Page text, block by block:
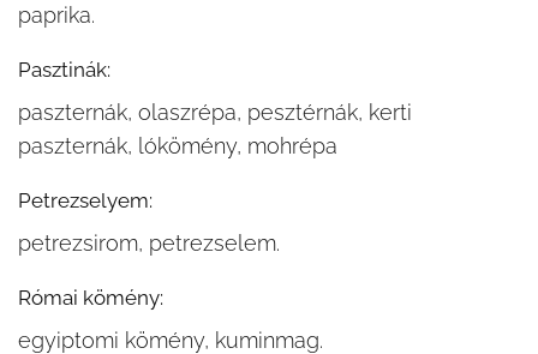
paprika.
Pasztinák:
paszternák, olaszrépa, pesztérnák, kerti
paszternák, lókömény, mohrépa
Petrezselyem:
petrezsirom, petrezselem.
Római kömény:
egyiptomi kömény, kuminmag.